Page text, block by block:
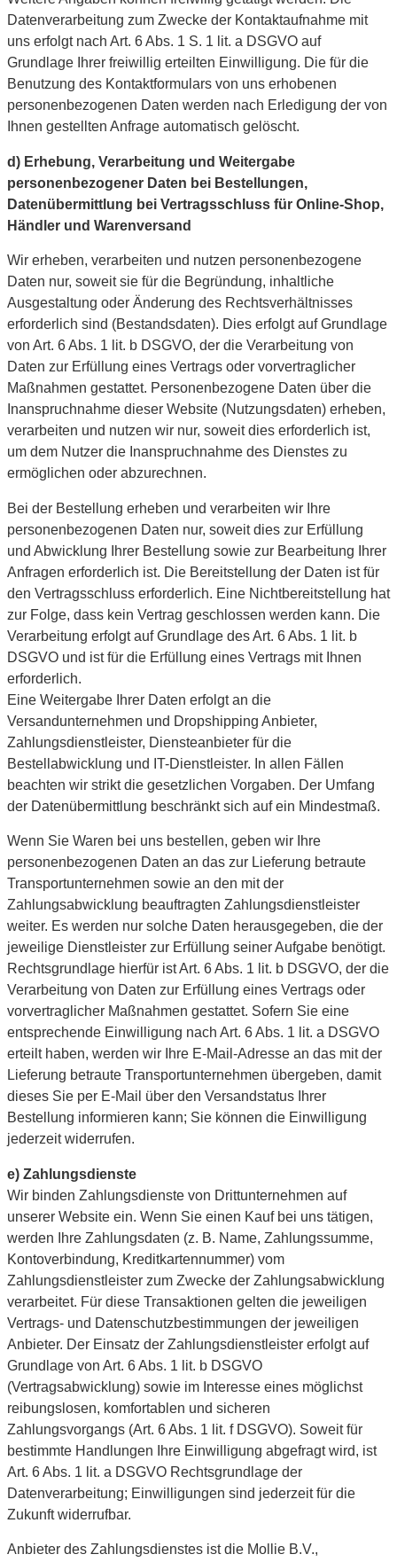
Datenverarbeitung zum Zwecke der Kontaktaufnahme mit
uns erfolgt nach Art. 6 Abs. 1 S. 1 lit. a DSGVO auf
Grundlage Ihrer freiwillig erteilten Einwilligung. Die für die
Benutzung des Kontaktformulars von uns erhobenen
personenbezogenen Daten werden nach Erledigung der von
Ihnen gestellten Anfrage automatisch gelöscht.
d) Erhebung, Verarbeitung und Weitergabe
personenbezogener Daten bei Bestellungen,
Datenübermittlung bei Vertragsschluss für Online-Shop,
Händler und Warenversand
Wir erheben, verarbeiten und nutzen personenbezogene
Daten nur, soweit sie für die Begründung, inhaltliche
Ausgestaltung oder Änderung des Rechtsverhältnisses
erforderlich sind (Bestandsdaten). Dies erfolgt auf Grundlage
von Art. 6 Abs. 1 lit. b DSGVO, der die Verarbeitung von
Daten zur Erfüllung eines Vertrags oder vorvertraglicher
Maßnahmen gestattet. Personenbezogene Daten über die
Inanspruchnahme dieser Website (Nutzungsdaten) erheben,
verarbeiten und nutzen wir nur, soweit dies erforderlich ist,
um dem Nutzer die Inanspruchnahme des Dienstes zu
ermöglichen oder abzurechnen.
Bei der Bestellung erheben und verarbeiten wir Ihre
personenbezogenen Daten nur, soweit dies zur Erfüllung
und Abwicklung Ihrer Bestellung sowie zur Bearbeitung Ihrer
Anfragen erforderlich ist. Die Bereitstellung der Daten ist für
den Vertragsschluss erforderlich. Eine Nichtbereitstellung hat
zur Folge, dass kein Vertrag geschlossen werden kann. Die
Verarbeitung erfolgt auf Grundlage des Art. 6 Abs. 1 lit. b
DSGVO und ist für die Erfüllung eines Vertrags mit Ihnen
erforderlich.
Eine Weitergabe Ihrer Daten erfolgt an die
Versandunternehmen und Dropshipping Anbieter,
Zahlungsdienstleister, Diensteanbieter für die
Bestellabwicklung und IT-Dienstleister. In allen Fällen
beachten wir strikt die gesetzlichen Vorgaben. Der Umfang
der Datenübermittlung beschränkt sich auf ein Mindestmaß.
Wenn Sie Waren bei uns bestellen, geben wir Ihre
personenbezogenen Daten an das zur Lieferung betraute
Transportunternehmen sowie an den mit der
Zahlungsabwicklung beauftragten Zahlungsdienstleister
weiter. Es werden nur solche Daten herausgegeben, die der
jeweilige Dienstleister zur Erfüllung seiner Aufgabe benötigt.
Rechtsgrundlage hierfür ist Art. 6 Abs. 1 lit. b DSGVO, der die
Verarbeitung von Daten zur Erfüllung eines Vertrags oder
vorvertraglicher Maßnahmen gestattet. Sofern Sie eine
entsprechende Einwilligung nach Art. 6 Abs. 1 lit. a DSGVO
erteilt haben, werden wir Ihre E-Mail-Adresse an das mit der
Lieferung betraute Transportunternehmen übergeben, damit
dieses Sie per E-Mail über den Versandstatus Ihrer
Bestellung informieren kann; Sie können die Einwilligung
jederzeit widerrufen.
e) Zahlungsdienste
Wir binden Zahlungsdienste von Drittunternehmen auf
unserer Website ein. Wenn Sie einen Kauf bei uns tätigen,
werden Ihre Zahlungsdaten (z. B. Name, Zahlungssumme,
Kontoverbindung, Kreditkartennummer) vom
Zahlungsdienstleister zum Zwecke der Zahlungsabwicklung
verarbeitet. Für diese Transaktionen gelten die jeweiligen
Vertrags- und Datenschutzbestimmungen der jeweiligen
Anbieter. Der Einsatz der Zahlungsdienstleister erfolgt auf
Grundlage von Art. 6 Abs. 1 lit. b DSGVO
(Vertragsabwicklung) sowie im Interesse eines möglichst
reibungslosen, komfortablen und sicheren
Zahlungsvorgangs (Art. 6 Abs. 1 lit. f DSGVO). Soweit für
bestimmte Handlungen Ihre Einwilligung abgefragt wird, ist
Art. 6 Abs. 1 lit. a DSGVO Rechtsgrundlage der
Datenverarbeitung; Einwilligungen sind jederzeit für die
Zukunft widerrufbar.
Anbieter des Zahlungsdienstes ist die Mollie B.V.,